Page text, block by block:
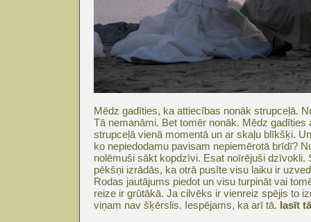
Mēdz gadīties, ka attiecības nonāk strupceļā.
Tā nemanāmi. Bet tomēr nonāk. Mēdz
strupceļā vienā momentā un ar skaļu blīkšķi.
ko nepiedodamu pavisam nepiemērotā brīdī?
nolēmuši sākt kopdzīvi. Esat noīrējuši dzīvokli.
pēkšņi izrādās, ka otrā pusīte visu laiku ir
Rodas jautājums piedot un visu turpināt vai
reize ir grūtākā. Ja cilvēks ir vienreiz spējis to
viņam nav šķērslis. Iespējams, ka arī tā. lasīt